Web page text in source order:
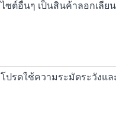
ไซต์อื่นๆ เป็นสินค้าลอกเลียนแ
โปรดใช้ความระมัดระวังและ